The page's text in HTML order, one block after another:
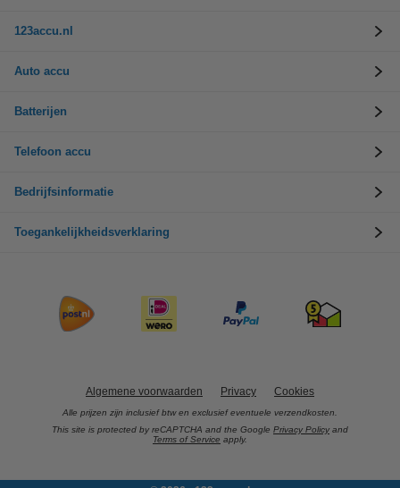
123accu.nl
Auto accu
Batterijen
Telefoon accu
Bedrijfsinformatie
Toegankelijkheidsverklaring
Algemene voorwaarden Privacy Cookies
Alle prijzen zijn inclusief btw en exclusief eventuele verzendkosten.
This site is protected by reCAPTCHA and the Google Privacy Policy and
Terms of Service apply.